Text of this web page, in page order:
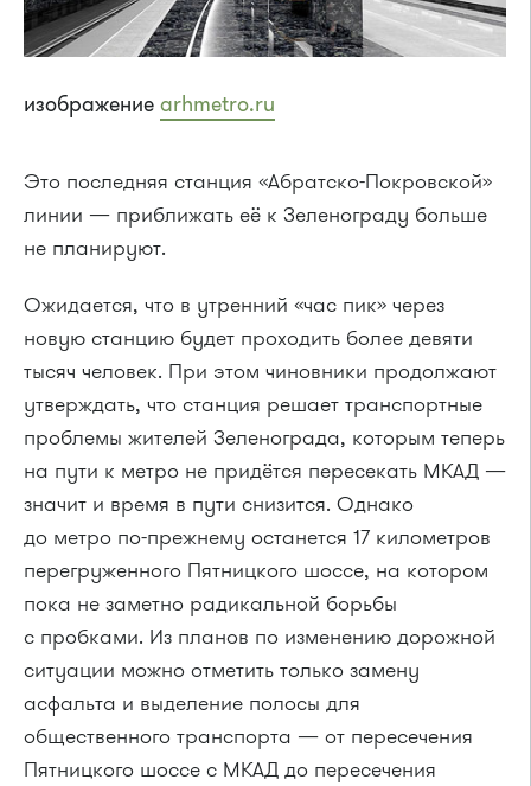
изображение arhmetro.ru
Это последняя станция «Абратско-Покровской»
линии — приближать её к Зеленограду больше
не планируют.
Ожидается, что в утренний «час пик» через
новую станцию будет проходить более девяти
тысяч человек. При этом чиновники продолжают
утверждать, что станция решает транспортные
проблемы жителей Зеленограда, которым теперь
на пути к метро не придётся пересекать МКАД —
значит и время в пути снизится. Однако
до метро по-прежнему останется 17 километров
перегруженного Пятницкого шоссе, на котором
пока не заметно радикальной борьбы
с пробками. Из планов по изменению дорожной
ситуации можно отметить только замену
асфальта и выделение полосы для
общественного транспорта — от пересечения
Пятницкого шоссе с МКАД до пересечения